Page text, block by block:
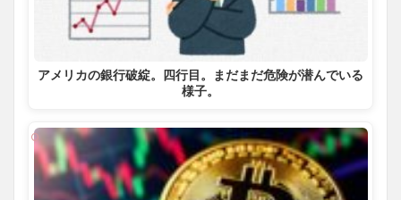
アメリカの銀行破綻。四行目。まだまだ危険が潜んでいる
様子。